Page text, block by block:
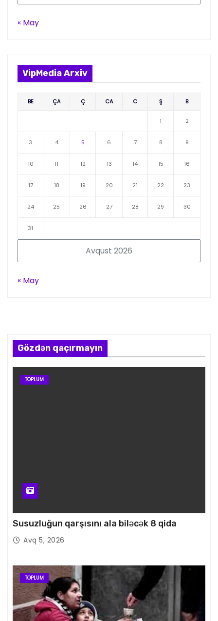
« May
VipMedia Arxiv
Avqust 2026
BE ÇA Ç CA C Ş B
1 2
3 4 5 6 7 8 9
10 11 12 13 14 15 16
17 18 19 20 21 22 23
24 25 26 27 28 29 30
31
« May
Gözdən qaçırmayın
TOPLUM
Susuzluğun qarşısını ala biləcək 8 qida
Avq 5, 2026
TOPLUM